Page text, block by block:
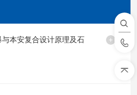
本安复合设计原理及石